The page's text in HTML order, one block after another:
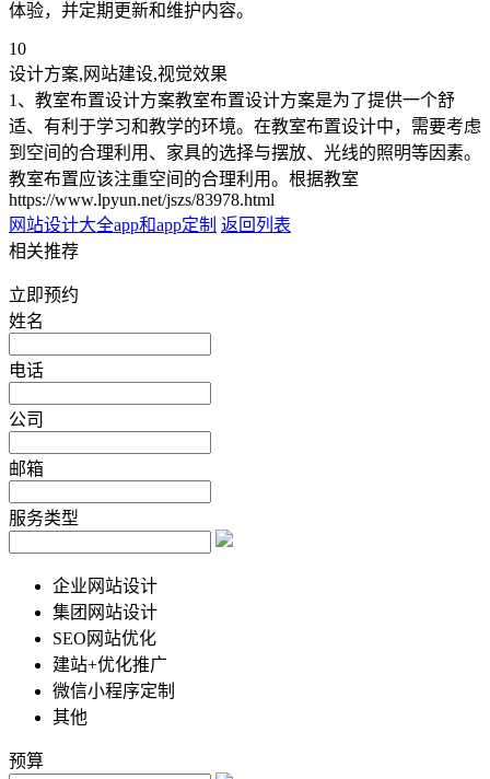
体验，并定期更新和维护内容。
10
设计方案,网站建设,视觉效果
1、教室布置设计方案教室布置设计方案是为了提供一个舒
适、有利于学习和教学的环境。在教室布置设计中，需要考虑
到空间的合理利用、家具的选择与摆放、光线的照明等因素。
教室布置应该注重空间的合理利用。根据教室
https://www.lpyun.net/jszs/83978.html
网站设计大全app和app定制 返回列表
相关推荐
立即预约
姓名
电话
公司
邮箱
服务类型
企业网站设计
集团网站设计
SEO网站优化
建站+优化推广
微信小程序定制
其他
预算